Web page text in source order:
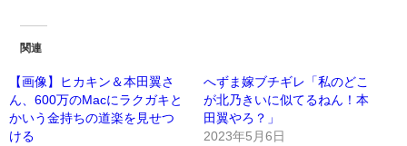
関連
【画像】ヒカキン＆本田翼さ
ん、600万のMacにラクガキと
かいう金持ちの道楽を見せつ
ける
へずま嫁ブチギレ「私のどこ
が北乃きいに似てるねん！本
田翼やろ？」
2023年5月6日